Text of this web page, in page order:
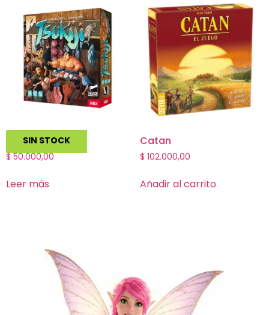
SIN STOCK
Tsukiji
$50.000,00
Leer más
Catan
$ 102.000,00
Añadir al carrito